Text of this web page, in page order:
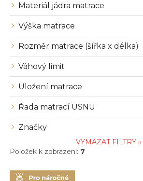
Značky
Materiál jádra matrace
Rozměr matrace (šířka x délka)
Řada matrací USNU
Uložení matrace
Váhový limit
Výška matrace
VYMAZAT FILTRY
Položek k zobrazení: 7
V